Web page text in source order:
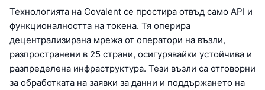
Технологията на Covalent се простира отвъд само API и
функционалността на токена. Тя оперира
децентрализирана мрежа от оператори на възли,
разпространени в 25 страни, осигурявайки устойчива и
разпределена инфраструктура. Тези възли са отговорни
за обработката на заявки за данни и поддържането на